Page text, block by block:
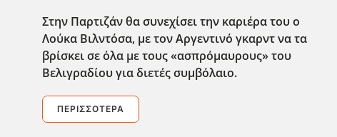
Στην Παρτιζάν θα συνεχίσει την καριέρα του ο
Λούκα Βιλντόσα, με τον Αργεντινό γκαρντ να τα
βρίσκει σε ΄ολα με τους «ασπρόμαυρους» του
Βελιγραδίου για διετές συμβόλαιο.
ΠΕΡΙΣΣΌΤΕΡΑ